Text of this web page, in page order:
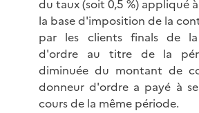
du taux (soit 0,5 %) appliqué
la base d'imposition de la
par les clients finals de
d'ordre au titre de la
diminuée du montant de
donneur d'ordre a payé à
cours de la même période.